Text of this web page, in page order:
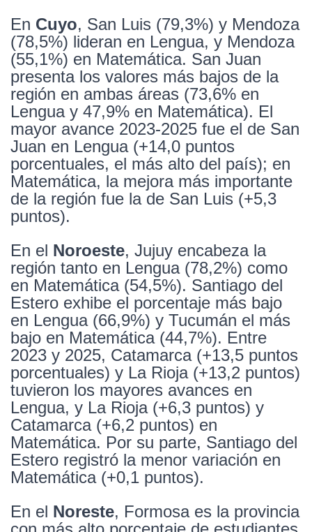
En Cuyo, San Luis (79,3%) y Mendoza
(78,5%) lideran en Lengua, y Mendoza
(55,1%) en Matemática. San Juan
presenta los valores más bajos de la
región en ambas áreas (73,6% en
Lengua y 47,9% en Matemática). El
mayor avance 2023-2025 fue el de San
Juan en Lengua (+14,0 puntos
porcentuales, el más alto del país); en
Matemática, la mejora más importante
de la región fue la de San Luis (+5,3
puntos).
En el Noroeste, Jujuy encabeza la
región tanto en Lengua (78,2%) como
en Matemática (54,5%). Santiago del
Estero exhibe el porcentaje más bajo
en Lengua (66,9%) y Tucumán el más
bajo en Matemática (44,7%). Entre
2023 y 2025, Catamarca (+13,5 puntos
porcentuales) y La Rioja (+13,2 puntos)
tuvieron los mayores avances en
Lengua, y La Rioja (+6,3 puntos) y
Catamarca (+6,2 puntos) en
Matemática. Por su parte, Santiago del
Estero registró la menor variación en
Matemática (+0,1 puntos).
En el Noreste, Formosa es la provincia